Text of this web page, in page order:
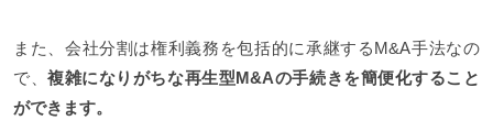
また、会社分割は権利義務を包括的に承継するM&A手法なの
で、複雑になりがちな再生型M&Aの手続きを簡便化すること
ができます。